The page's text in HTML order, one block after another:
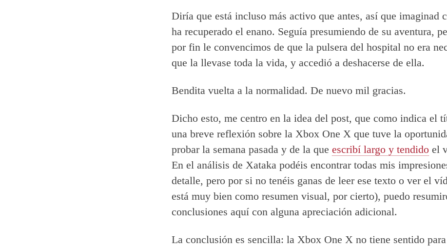
Diría que está incluso más activo que antes, así que imaginad
ha recuperado el enano. Seguía presumiendo de su aventura,
por fin le convencimos de que la pulsera del hospital no era
que la llevase toda la vida, y accedió a deshacerse de ella.
Bendita vuelta a la normalidad. De nuevo mil gracias.
Dicho esto, me centro en la idea del post, que como indica el
una breve reflexión sobre la Xbox One X que tuve la
probar la semana pasada y de la que escribí largo y tendido el
En el análisis de Xataka podéis encontrar todas mis
detalle, pero por si no tenéis ganas de leer ese texto o ver el
está muy bien como resumen visual, por cierto), puedo
conclusiones aquí con alguna apreciación adicional.
La conclusión es sencilla: la Xbox One X no tiene sentido